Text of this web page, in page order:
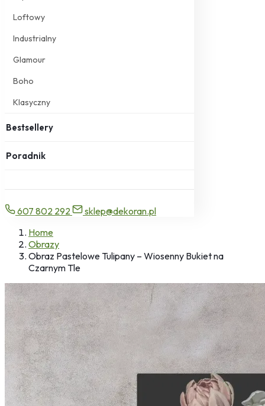
Loftowy
Industrialny
Glamour
Boho
Klasyczny
Bestsellery
Poradnik
607 802 292
sklep@dekoran.pl
Home
Obrazy
Obraz Pastelowe Tulipany – Wiosenny Bukiet na
Czarnym Tle